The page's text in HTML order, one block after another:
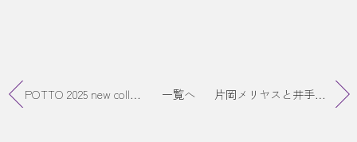
POTTO 2025 new collection # 230/3 flavors Ⅱ 終了 一覧へ 片岡メリヤスと井手健介による人形劇「表面張力」終了